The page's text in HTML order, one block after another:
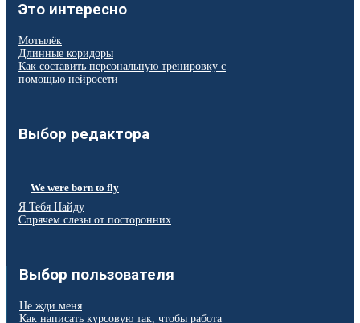
Это интересно
Мотылёк
Длинные коридоры
Как составить персональную тренировку с
помощью нейросети
Выбор редактора
We were born to fly
Я Тебя Найду
Спрячем слезы от посторонних
Выбор пользователя
Не жди меня
Как написать курсовую так, чтобы работа